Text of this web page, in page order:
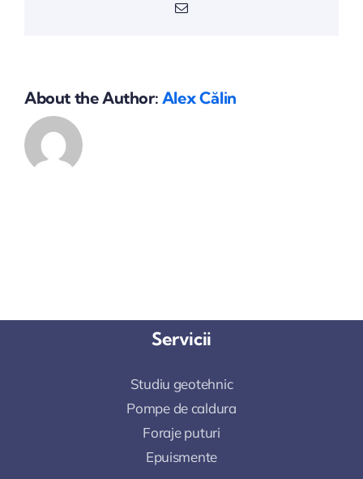
Email
About the Author: Alex Călin
Servicii
Studiu geotehnic
Pompe de caldura
Foraje puturi
Epuismente